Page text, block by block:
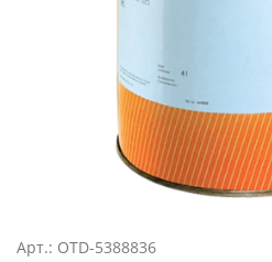
Арт.: OTD-5388836